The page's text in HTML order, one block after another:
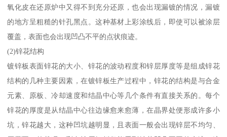
氧化皮在还原炉中又得不到充分还原，也会出现漏镀的情况，漏镀
的地方呈粗糙的针孔黑点。这种基材上彩涂线后，即使可以被涂层
覆盖，表面也会出现凹凸不平的点状痕迹。
(2)锌花结构
镀锌板表面锌花的大小、锌花的波动程度和锌层厚度等是组成锌花
结构的几种主要因素，在镀锌板生产过程中，锌花的结构是与合金
元素、原板、冷却速度和结晶中心等几个条件有直接关系的。每个
锌花的厚度是从结晶中心往边缘愈来愈薄，在晶界处便形成许多小
坑，锌花越大，这种凹坑越明显，且表面一般会出现锌层不均匀、